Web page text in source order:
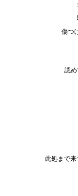
傷つ
認め
此処まで